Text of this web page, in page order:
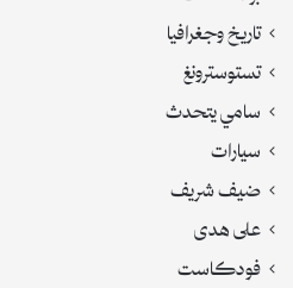
تاريخ وجغرافيا
تستوسترونغ
سامي يتحدث
سيارات
ضيف شريف
على هدى
فودكاست